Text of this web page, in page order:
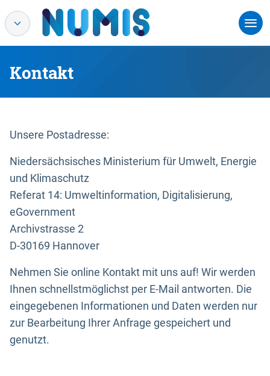
Kontakt
Unsere Postadresse:
Niedersächsisches Ministerium für Umwelt, Energie
und Klimaschutz
Referat 14: Umweltinformation, Digitalisierung,
eGovernment
Archivstrasse 2
D-30169 Hannover
Nehmen Sie online Kontakt mit uns auf! Wir werden
Ihnen schnellstmöglichst per E-Mail antworten. Die
eingegebenen Informationen und Daten werden nur
zur Bearbeitung Ihrer Anfrage gespeichert und
genutzt.